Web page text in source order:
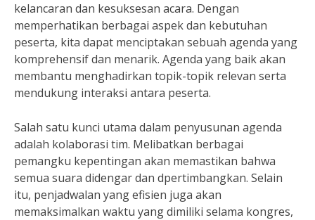
kelancaran dan kesuksesan acara. Dengan
memperhatikan berbagai aspek dan kebutuhan
peserta, kita dapat menciptakan sebuah agenda yang
komprehensif dan menarik. Agenda yang baik akan
membantu menghadirkan topik-topik relevan serta
mendukung interaksi antara peserta.
Salah satu kunci utama dalam penyusunan agenda
adalah kolaborasi tim. Melibatkan berbagai
pemangku kepentingan akan memastikan bahwa
semua suara didengar dan dpertimbangkan. Selain
itu, penjadwalan yang efisien juga akan
memaksimalkan waktu yang dimiliki selama kongres,